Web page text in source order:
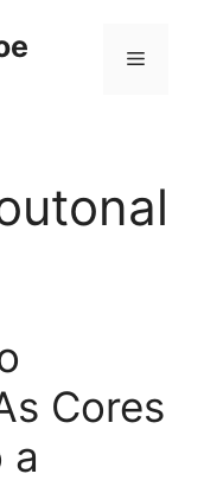
Menu
Cores
a